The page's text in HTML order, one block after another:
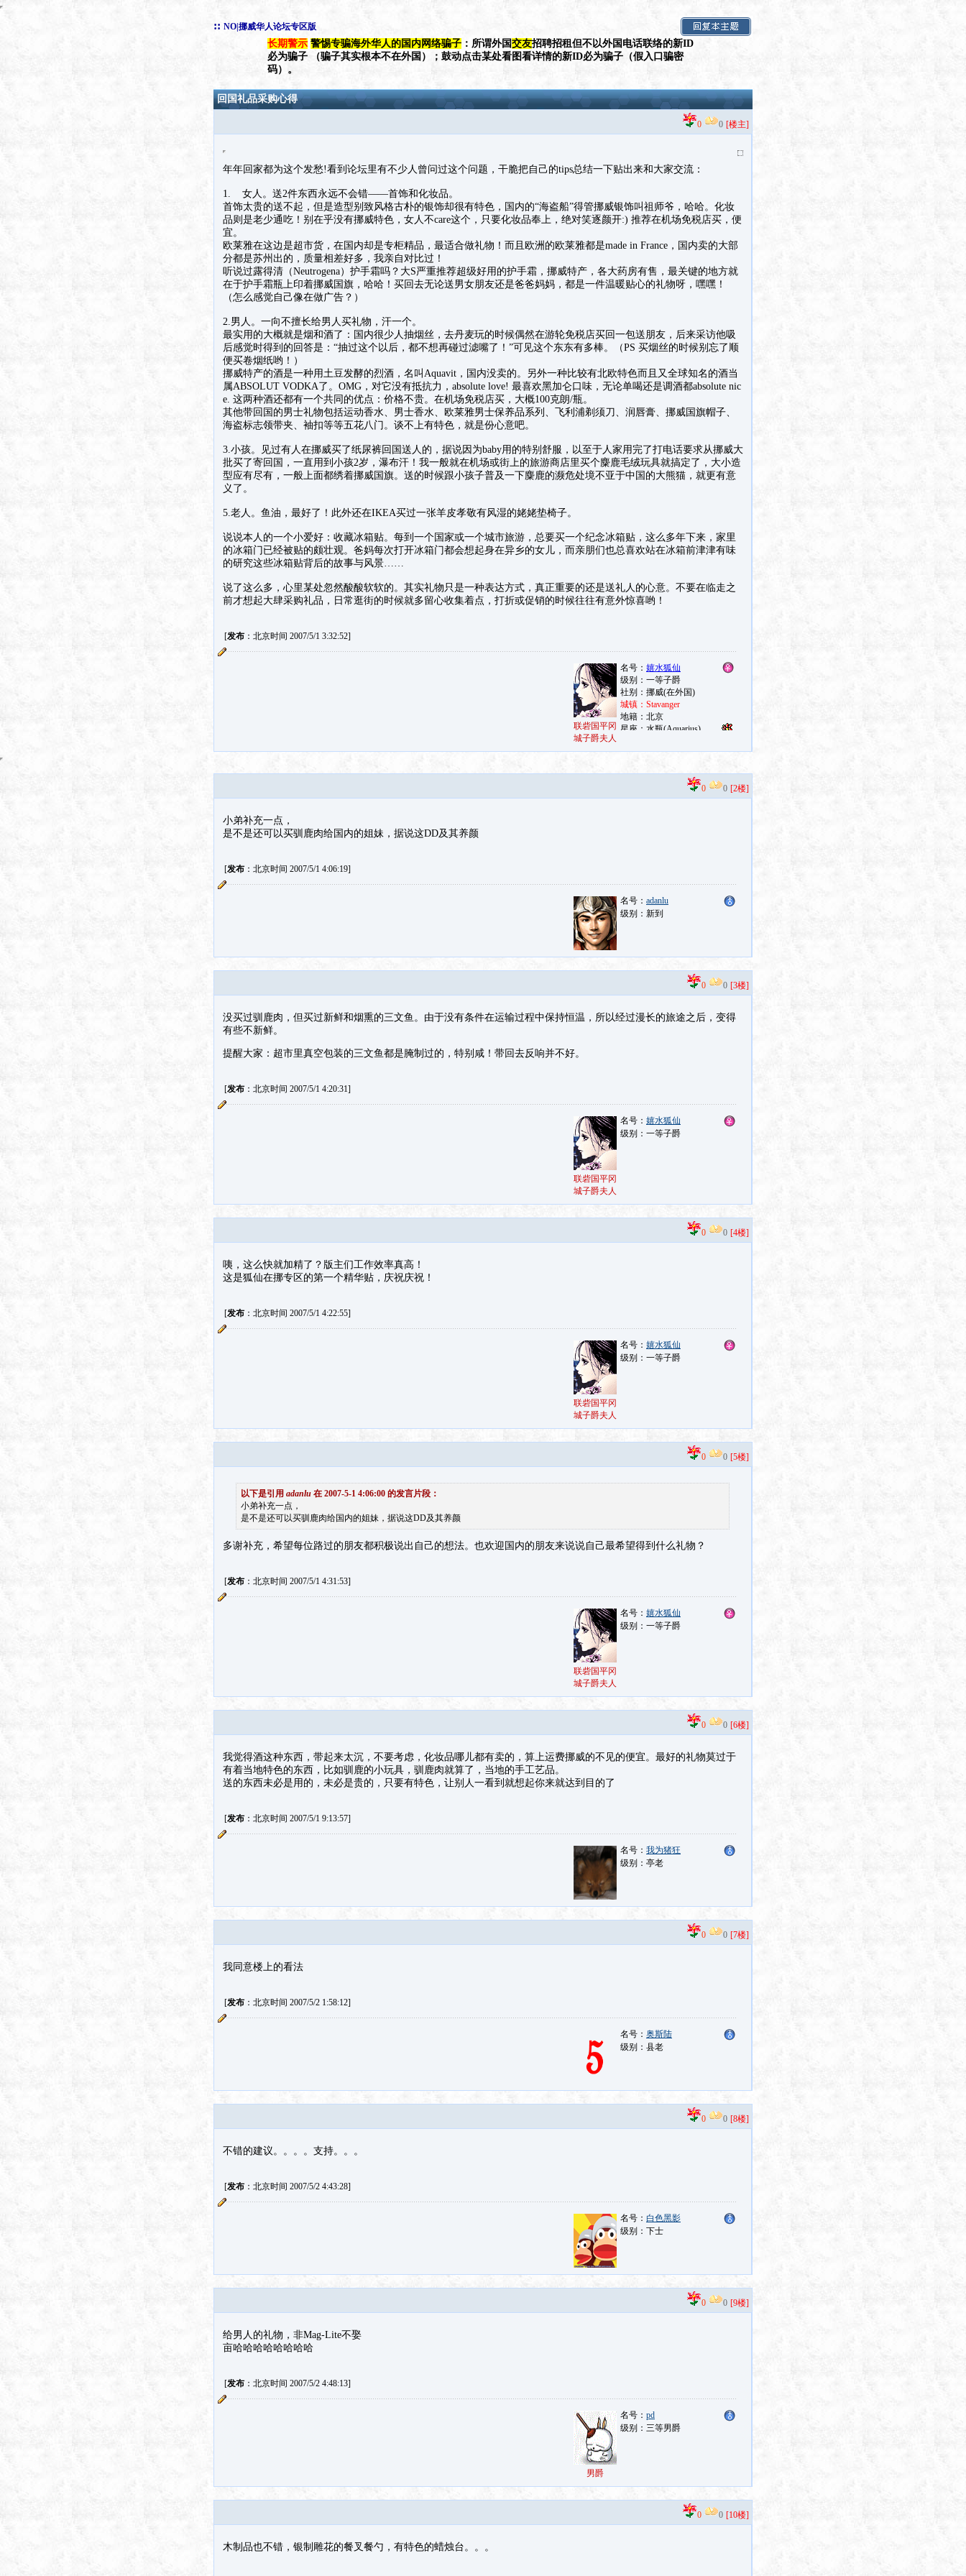
:: NO|挪威华人论坛专区版
长期警示 警惕专骗海外华人的国内网络骗子 ：所谓外国交友招聘招租但不以外国电话联络的新ID
必为骗子 （骗子其实根本不在外国）；鼓动点击某处看图看详情的新ID必为骗子（假入口骗密
码）。
回国礼品采购心得
0 0 [楼主]
年年回家都为这个发愁!看到论坛里有不少人曾问过这个问题，干脆把自己的tips总结一下贴出来和大家交流：
1. 女人。送2件东西永远不会错——首饰和化妆品。
首饰太贵的送不起，但是造型别致风格古朴的银饰却很有特色，国内的“海盗船”得管挪威银饰叫祖师爷，哈哈。化妆
品则是老少通吃！别在乎没有挪威特色，女人不care这个，只要化妆品奉上，绝对笑逐颜开:) 推荐在机场免税店买，便
宜。
欧莱雅在这边是超市货，在国内却是专柜精品，最适合做礼物！而且欧洲的欧莱雅都是made in France，国内卖的大部
分都是苏州出的，质量相差好多，我亲自对比过！
听说过露得清（Neutrogena）护手霜吗？大S严重推荐超级好用的护手霜，挪威特产，各大药房有售，最关键的地方就
在于护手霜瓶上印着挪威国旗，哈哈！买回去无论送男女朋友还是爸爸妈妈，都是一件温暖贴心的礼物呀，嘿嘿！
（怎么感觉自己像在做广告？）
2.男人。一向不擅长给男人买礼物，汗一个。
最实用的大概就是烟和酒了：国内很少人抽烟丝，去丹麦玩的时候偶然在游轮免税店买回一包送朋友，后来采访他吸
后感觉时得到的回答是：“抽过这个以后，都不想再碰过滤嘴了！”可见这个东东有多棒。（PS 买烟丝的时候别忘了顺
便买卷烟纸哟！）
挪威特产的酒是一种用土豆发酵的烈酒，名叫Aquavit，国内没卖的。另外一种比较有北欧特色而且又全球知名的酒当
属ABSOLUT VODKA了。OMG，对它没有抵抗力，absolute love! 最喜欢黑加仑口味，无论单喝还是调酒都absolute nic
e. 这两种酒还都有一个共同的优点：价格不贵。在机场免税店买，大概100克朗/瓶。
其他带回国的男士礼物包括运动香水、男士香水、欧莱雅男士保养品系列、飞利浦剃须刀、润唇膏、挪威国旗帽子、
海盗标志领带夹、袖扣等等五花八门。谈不上有特色，就是份心意吧。
3.小孩。见过有人在挪威买了纸尿裤回国送人的，据说因为baby用的特别舒服，以至于人家用完了打电话要求从挪威大
批买了寄回国，一直用到小孩2岁，瀑布汗！我一般就在机场或街上的旅游商店里买个麋鹿毛绒玩具就搞定了，大小造
型应有尽有，一般上面都绣着挪威国旗。送的时候跟小孩子普及一下麋鹿的濒危处境不亚于中国的大熊猫，就更有意
义了。
5.老人。鱼油，最好了！此外还在IKEA买过一张羊皮孝敬有风湿的姥姥垫椅子。
说说本人的一个小爱好：收藏冰箱贴。每到一个国家或一个城市旅游，总要买一个纪念冰箱贴，这么多年下来，家里
的冰箱门已经被贴的颇壮观。爸妈每次打开冰箱门都会想起身在异乡的女儿，而亲朋们也总喜欢站在冰箱前津津有味
的研究这些冰箱贴背后的故事与风景……
说了这么多，心里某处忽然酸酸软软的。其实礼物只是一种表达方式，真正重要的还是送礼人的心意。不要在临走之
前才想起大肆采购礼品，日常逛街的时候就多留心收集着点，打折或促销的时候往往有意外惊喜哟！
[发布：北京时间 2007/5/1 3:32:52]
联砦国平冈
城子爵夫人
0 0 [2楼]
小弟补充一点，
是不是还可以买驯鹿肉给国内的姐妹，据说这DD及其养颜
[发布：北京时间 2007/5/1 4:06:19]
名号： adanlu
级别：新到
0 0 [3楼]
没买过驯鹿肉，但买过新鲜和烟熏的三文鱼。由于没有条件在运输过程中保持恒温，所以经过漫长的旅途之后，变得
有些不新鲜。
提醒大家：超市里真空包装的三文鱼都是腌制过的，特别咸！带回去反响并不好。
[发布：北京时间 2007/5/1 4:20:31]
联砦国平冈
城子爵夫人
名号： 嬉水狐仙
级别：一等子爵
0 0 [4楼]
咦，这么快就加精了？版主们工作效率真高！
这是狐仙在挪专区的第一个精华贴，庆祝庆祝！
[发布：北京时间 2007/5/1 4:22:55]
联砦国平冈
城子爵夫人
名号： 嬉水狐仙
级别：一等子爵
0 0 [5楼]
以下是引用 adanlu 在 2007-5-1 4:06:00 的发言片段：
小弟补充一点，
是不是还可以买驯鹿肉给国内的姐妹，据说这DD及其养颜
多谢补充，希望每位路过的朋友都积极说出自己的想法。也欢迎国内的朋友来说说自己最希望得到什么礼物？
[发布：北京时间 2007/5/1 4:31:53]
联砦国平冈
城子爵夫人
名号： 嬉水狐仙
级别：一等子爵
0 0 [6楼]
我觉得酒这种东西，带起来太沉，不要考虑，化妆品哪儿都有卖的，算上运费挪威的不见的便宜。最好的礼物莫过于
有着当地特色的东西，比如驯鹿的小玩具，驯鹿肉就算了，当地的手工艺品。
送的东西未必是用的，未必是贵的，只要有特色，让别人一看到就想起你来就达到目的了
[发布：北京时间 2007/5/1 9:13:57]
名号： 我为猪狂
级别：亭老
0 0 [7楼]
我同意楼上的看法
[发布：北京时间 2007/5/2 1:58:12]
名号： 奥斯陆
级别：县老
0 0 [8楼]
不错的建议。。。。支持。。。
[发布：北京时间 2007/5/2 4:43:28]
名号： 白色黑影
级别：下士
0 0 [9楼]
给男人的礼物，非Mag-Lite不娶
亩哈哈哈哈哈哈哈哈
[发布：北京时间 2007/5/2 4:48:13]
男爵
名号： pd
级别：三等男爵
0 0 [10楼]
木制品也不错，银制雕花的餐叉餐勺，有特色的蜡烛台。。。